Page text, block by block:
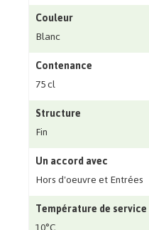
Couleur
Blanc
Contenance
75 cl
Structure
Fin
Un accord avec
Hors d'oeuvre et Entrées
Température de service